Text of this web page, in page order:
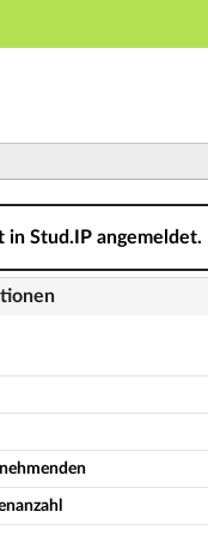
und
in Stud.IP angemeldet.